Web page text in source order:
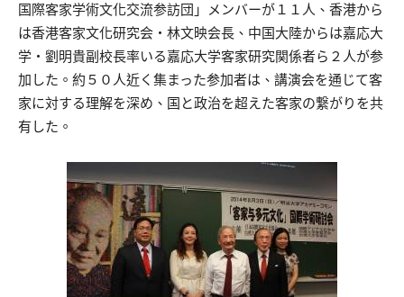
国際客家学術文化交流参訪団」メンバーが１１人、香港から
は香港客家文化研究会・林文映会長、中国大陸からは嘉応大
学・劉明貴副校長率いる嘉応大学客家研究関係者ら２人が参
加した。約５０人近く集まった参加者は、講演会を通じて客
家に対する理解を深め、国と政治を超えた客家の繋がりを共
有した。